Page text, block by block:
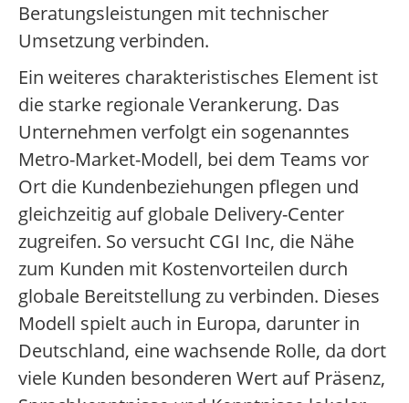
Beratungsleistungen mit technischer
Umsetzung verbinden.
Ein weiteres charakteristisches Element ist
die starke regionale Verankerung. Das
Unternehmen verfolgt ein sogenanntes
Metro-Market-Modell, bei dem Teams vor
Ort die Kundenbeziehungen pflegen und
gleichzeitig auf globale Delivery-Center
zugreifen. So versucht CGI Inc, die Nähe
zum Kunden mit Kostenvorteilen durch
globale Bereitstellung zu verbinden. Dieses
Modell spielt auch in Europa, darunter in
Deutschland, eine wachsende Rolle, da dort
viele Kunden besonderen Wert auf Präsenz,